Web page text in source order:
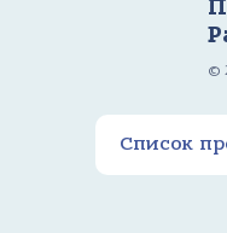
©
Список